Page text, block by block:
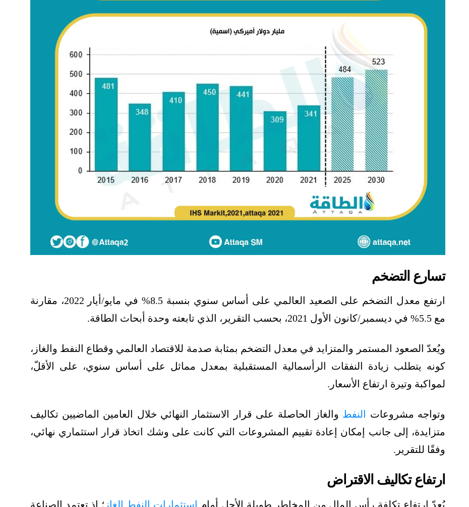
تسارع التضخم
ارتفع معدل التضخم على الصعيد العالمي على أساس سنوي بنسبة 8.5% في مايو/أيار 2022، مقارنة
مع 5.5% في ديسمبر/كانون الأول 2021، بحسب التقرير، الذي تابعته وحدة أبحاث الطاقة.
ويُعدّ الصعود المستمر والمتزايد في معدل التضخم بمثابة صدمة للاقتصاد العالمي وقطاع النفط والغاز،
كونه يتطلب زيادة النفقات الرأسمالية المستقبلية بمعدل مماثل على أساس سنوي، على الأقلّ،
لمواكبة وتيرة ارتفاع الأسعار.
وتواجه مشروعات النفط والغاز الحاصلة على قرار الاستثمار النهائي خلال العامين الماضيين تكاليف
متزايدة، إلى جانب إمكان إعادة تقييم المشروعات التي كانت على وشك اتخاذ قرار استثماري نهائي،
وفقًا للتقرير.
ارتفاع تكاليف الاقتراض
يُعدّ ارتفاع تكلفة رأس المال من المخاطر طويلة الأجل أمام استثمارات النفط الغاز ؛ إذ تعتمد الصناعة